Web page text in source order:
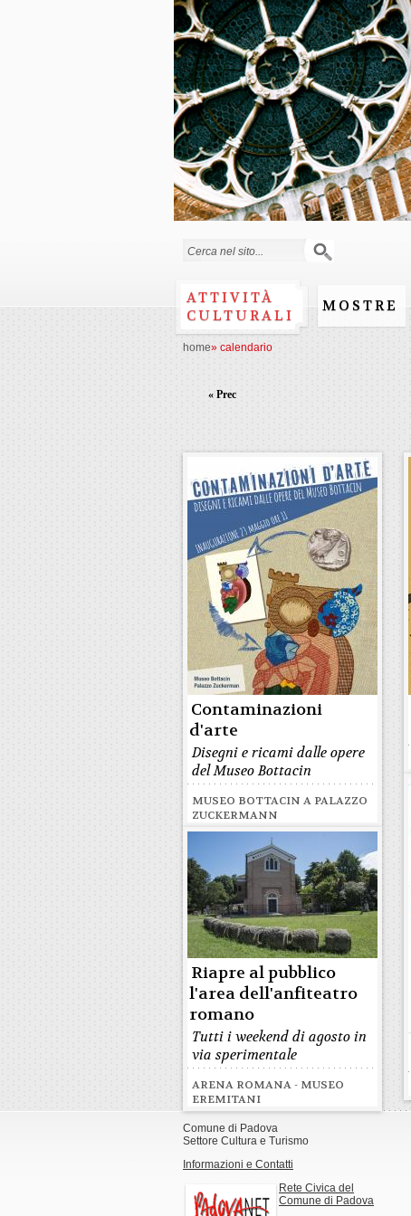
Form di ricerca
ATTIVITÀ
CULTURALI
MOSTRE
home» calendario
« Prec
Contaminazioni
d'arte
Disegni e ricami dalle opere
del Museo Bottacin
MUSEO BOTTACIN A PALAZZO
ZUCKERMANN
Riapre al pubblico
l'area dell'anfiteatro
romano
Tutti i weekend di agosto in
via sperimentale
ARENA ROMANA - MUSEO
EREMITANI
Comune di Padova
Settore Cultura e Turismo
Informazioni e Contatti
Rete Civica del
Comune di Padova